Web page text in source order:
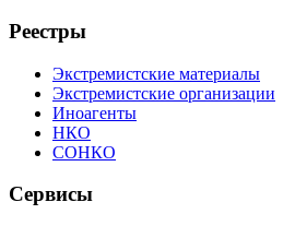
Реестры
Экстремистские материалы
Экстремистские организации
Иноагенты
НКО
СОНКО
Сервисы